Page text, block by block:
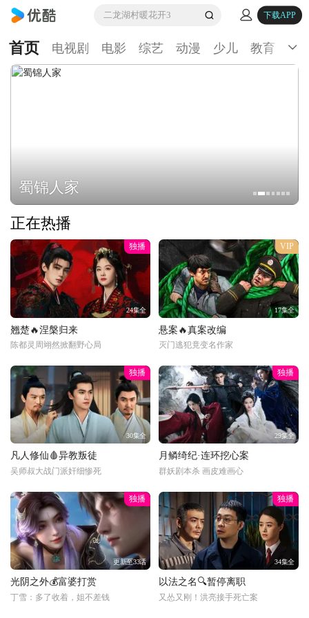
二龙湖村暖花开3 下载APP
首页 电视剧 电影 综艺 动漫 少儿 教育 生
蜀锦人家
正在热播
独播
24集全
翘楚🔥涅槃归来
陈都灵周翊然掀翻野心局
VIP
17集全
悬案🔥真案改编
灭门逃犯竟变名作家
独播
30集全
凡人修仙🩸异教叛徒
吴师叔大战门派奸细惨死
独播
29集全
月鳞绮纪·连环挖心案
群妖剧本杀 画皮难画心
独播
更新至33话
光阴之外💰富婆打赏
丁雪：多了收着，姐不差钱
独播
34集全
以法之名🔍暂停离职
又怂又刚！洪亮接手死亡案